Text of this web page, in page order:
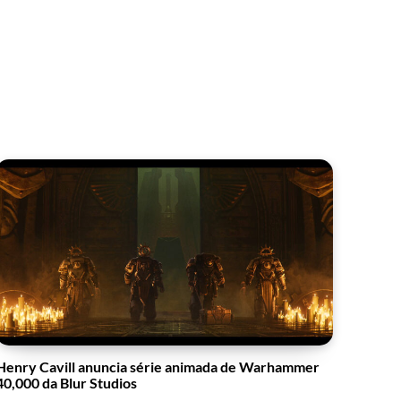
Cavill anuncia série animada de Warhammer
da Blur Studios